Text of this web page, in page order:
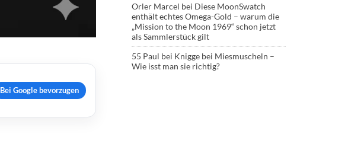
Bei Google bevorzugen
Orler Marcel bei Diese MoonSwatch
enthält echtes Omega-Gold – warum die
„Mission to the Moon 1969“ schon jetzt
als Sammlerstück gilt
55 Paul bei Knigge bei Miesmuscheln –
Wie isst man sie richtig?